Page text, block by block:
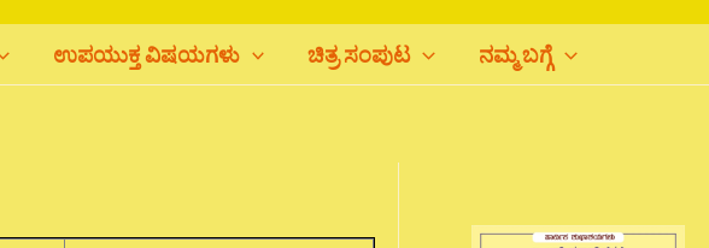
ಉಪಯುಕ್ತ ವಿಷಯಗಳು ಚಿತ್ರ ಸಂಪುಟ ನಮ್ಮ ಬಗ್ಗೆ